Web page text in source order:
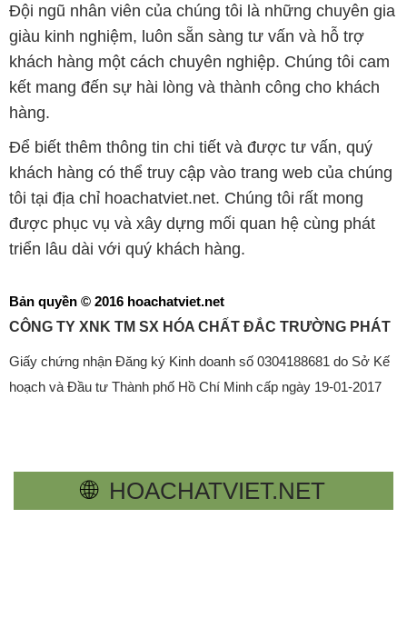
Đội ngũ nhân viên của chúng tôi là những chuyên gia
giàu kinh nghiệm, luôn sẵn sàng tư vấn và hỗ trợ
khách hàng một cách chuyên nghiệp. Chúng tôi cam
kết mang đến sự hài lòng và thành công cho khách
hàng.
Để biết thêm thông tin chi tiết và được tư vấn, quý
khách hàng có thể truy cập vào trang web của chúng
tôi tại địa chỉ hoachatviet.net. Chúng tôi rất mong
được phục vụ và xây dựng mối quan hệ cùng phát
triển lâu dài với quý khách hàng.
Bản quyền © 2016 hoachatviet.net
CÔNG TY XNK TM SX HÓA CHẤT ĐẮC TRƯỜNG PHÁT
Giấy chứng nhận Đăng ký Kinh doanh số 0304188681 do Sở Kế
hoạch và Đầu tư Thành phố Hồ Chí Minh cấp ngày 19-01-2017
🌐 HOACHATVIET.NET